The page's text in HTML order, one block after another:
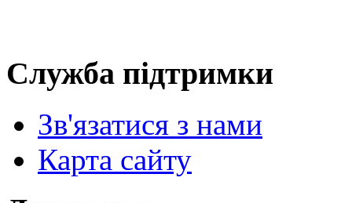
Служба підтримки
Зв'язатися з нами
Карта сайту